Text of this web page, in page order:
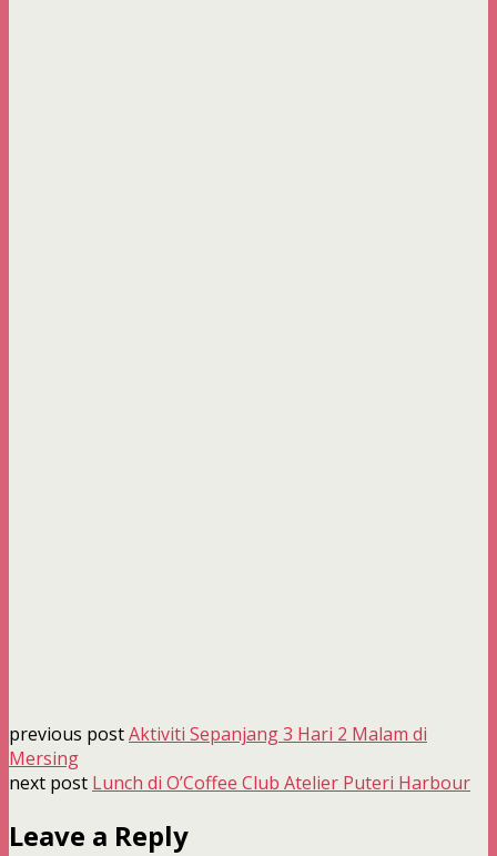
previous postAktiviti Sepanjang 3 Hari 2 Malam di
Mersing
next post Lunch di O’Coffee Club Atelier Puteri Harbour
Leave a Reply